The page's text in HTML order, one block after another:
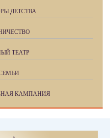
ДЕТСТВА
ТЕАТР
КАМПАНИЯ